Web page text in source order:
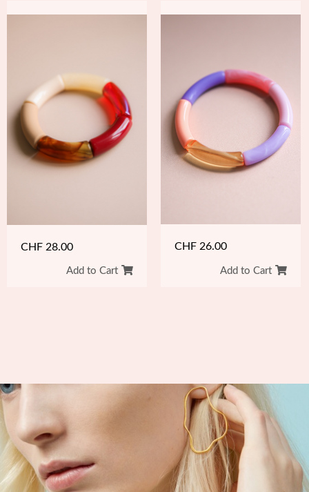
CHF 28.00
Add to Cart
CHF 26.00
Add to Cart